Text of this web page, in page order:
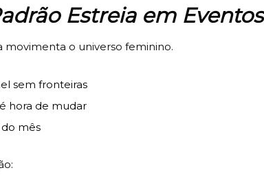
Estreia em Eventos
movimenta o universo feminino.
sem fronteiras
hora de mudar
mês